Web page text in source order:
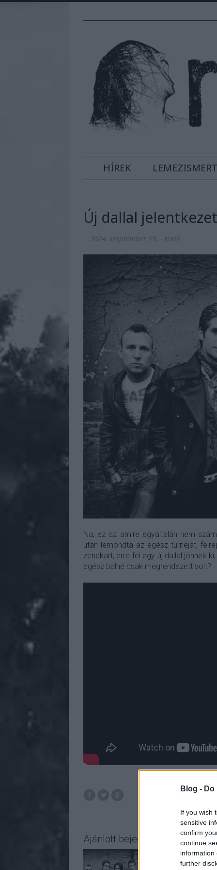
Blog -
If you wish
sensitive
confirm
continue
information
further
HÍREK
Új dallal
2024. szeptember 19. - KoaX
Na, ez az amire egyáltalán nem
után lemondta az egész turnéját,
zenekart, erre fel egy új dallal jönnek
egész balhé csak megrendezett volt?
Ajánlott bejegyzések: